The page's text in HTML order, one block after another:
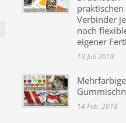
praktischen
Verbinder
noch
eigener
19 Juli 2018
Mehrfarbige
14 Feb. 2018